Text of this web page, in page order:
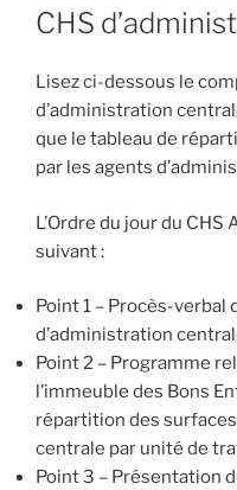
LE
CHS
Lisez ci-dessous le
d’administration
que le tableau de
par les agents
L’Ordre du jour du CHS
suivant :
Point 1 – Procès-verbal
d’administration
Point 2 – Programme
l’immeuble des Bons
répartition des
centrale par unité de
Point 3 – Présentation